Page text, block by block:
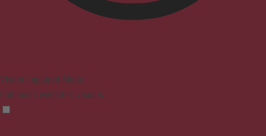
Vision Impaired Mode
Enhances website's visuals